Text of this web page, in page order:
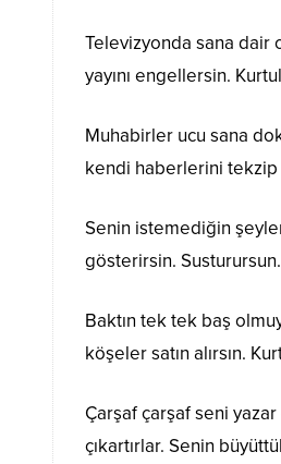
Televizyonda sana dair
yayını engellersin.
Muhabirler ucu sana
kendi haberlerini tekzip
Senin istemediğin
gösterirsin.
Baktın tek tek baş
köşeler satın alırsın.
Çarşaf çarşaf seni
çıkartırlar. Senin